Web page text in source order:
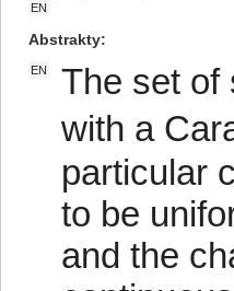
EN
Abstrakty
EN
The set of
with a
particular
to be
and the